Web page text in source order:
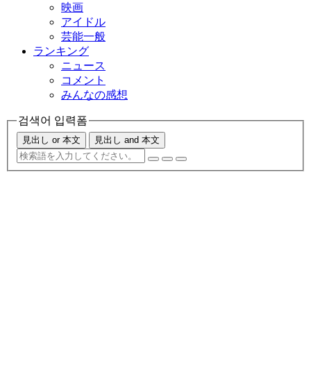
映画
アイドル
芸能一般
ランキング
ニュース
コメント
みんなの感想
검색어 입력폼
見出し or 本文 見出し and 本文